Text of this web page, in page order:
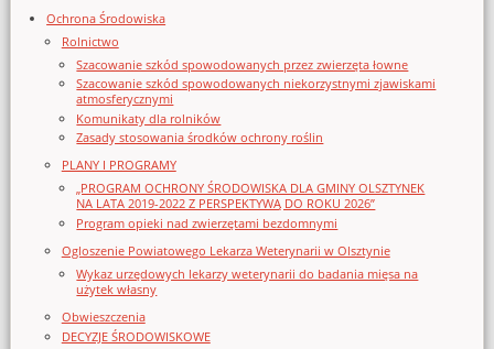
Ochrona Środowiska
Rolnictwo
Szacowanie szkód spowodowanych przez zwierzęta łowne
Szacowanie szkód spowodowanych niekorzystnymi zjawiskami
atmosferycznymi
Komunikaty dla rolników
Zasady stosowania środków ochrony roślin
PLANY I PROGRAMY
„PROGRAM OCHRONY ŚRODOWISKA DLA GMINY OLSZTYNEK
NA LATA 2019-2022 Z PERSPEKTYWĄ DO ROKU 2026”
Program opieki nad zwierzętami bezdomnymi
Ogloszenie Powiatowego Lekarza Weterynarii w Olsztynie
Wykaz urzędowych lekarzy weterynarii do badania mięsa na
użytek własny
Obwieszczenia
DECYZJE ŚRODOWISKOWE